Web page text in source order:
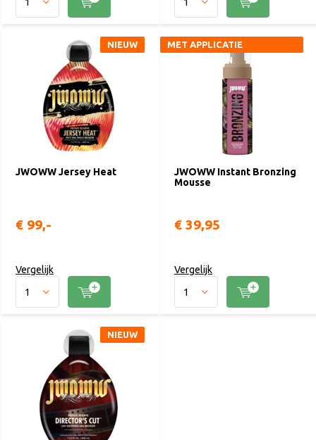
JWOWW Jersey Heat
NIEUW
€ 99,-
Vergelijk
JWOWW Instant Bronzing
Mousse
MET APPLICATIE
HANDSCHOEN
€ 39,95
Vergelijk
NIEUW